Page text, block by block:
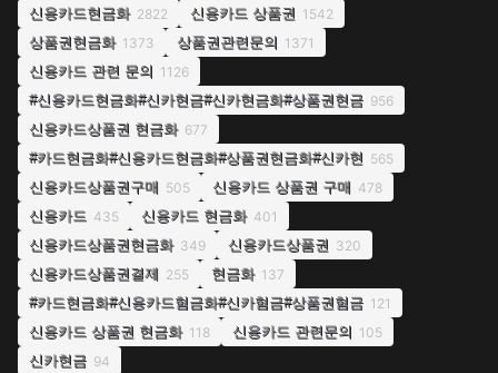
신용카드현금화 2822 신용카드 상품권 1542
상품권현금화 1373 상품권관련문의 1371
신용카드 관련 문의 1126
#신용카드현금화#신카현금#신카현금화#상품권현금 956
신용카드상품권 현금화 677
#카드현금화#신용카드현금화#상품권현금화#신카현 565
신용카드상품권구매 505 신용카드 상품권 구매 478
신용카드 435 신용카드 현금화 401
신용카드상품권현금화 349 신용카드상품권 320
신용카드상품권결제 255 현금화 137
#카드현금화#신용카드혐금화#신카혐금#상품권혐금 121
신용카드 상품권 현금화 118 신용카드 관련문의 105
신카현금 94